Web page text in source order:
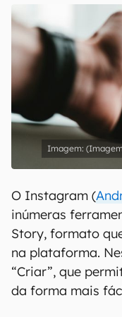
O Instagram (
inúmeras
Story, formato
na plataforma.
“Criar”, que
da forma mais